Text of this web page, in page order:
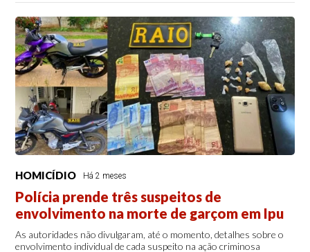
HOMICÍDIO Há 2 meses
Polícia prende três suspeitos de
envolvimento na morte de garçom em Ipu
As autoridades não divulgaram, até o momento, detalhes sobre o
envolvimento individual de cada suspeito na ação criminosa